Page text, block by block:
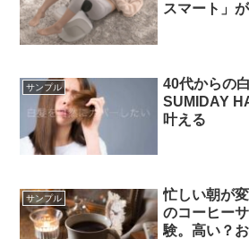
スマート」
サンプル
40代からの
SUMIDAY
叶える
サンプル
忙しい朝が
のコーヒー
験。高い？